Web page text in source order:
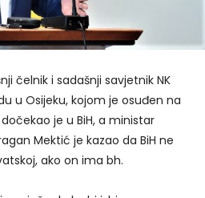
čelnik i sadašnji savjetnik NK
u Osijeku, kojom je osuđen na
je u BiH, a ministar
Mektić je kazao da BiH ne
ako on ima bh.